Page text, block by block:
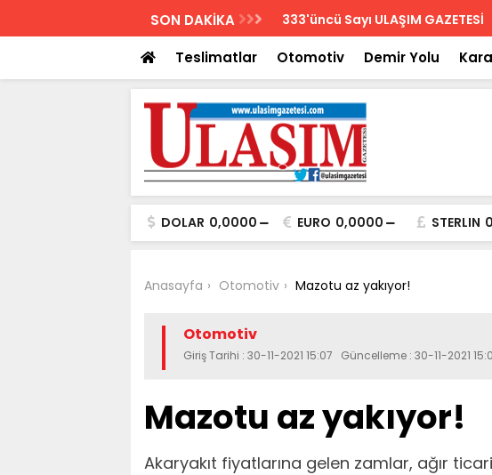
SON DAKİKA Biletler 12 saatte iade
Teslimatlar Otomotiv Demir Yolu Kara
DOLAR 0,0000 EURO 0,0000 STERLIN
Anasayfa Otomotiv Mazotu az yakıyor!
Otomotiv
Giriş Tarihi : 30-11-2021 15:07 Güncelleme : 30-11-2021
Mazotu az yakıyor!
Akaryakıt fiyatlarına gelen zamlar, ağır